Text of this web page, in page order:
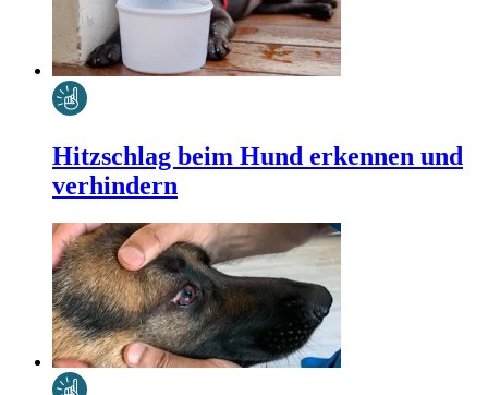
Hitzschlag beim Hund erkennen und
verhindern